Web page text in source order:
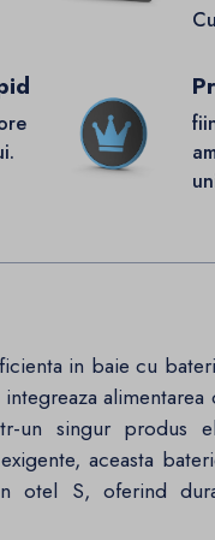
in baie cu
un singur produs
aceasta
otel S, oferind